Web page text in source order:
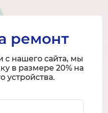
ремонт
с нашего сайта, мы
в размере 20% на
устройства.